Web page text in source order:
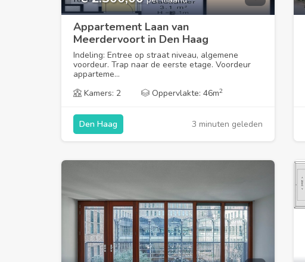
Appartement Laan van
Meerdervoort in Den Haag
Indeling: Entree op straat niveau, algemene
voordeur. Trap naar de eerste etage. Voordeur
apparteme...
Kamers: 2
Oppervlakte: 46m2
3 minuten geleden
Den Haag